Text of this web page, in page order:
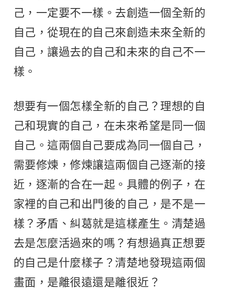
己，一定要不一樣。去創造一個全新的
自己，從現在的自己來創造未來全新的
自己，讓過去的自己和未來的自己不一
樣。
想要有一個怎樣全新的自己？理想的自
己和現實的自己，在未來希望是同一個
自己。這兩個自己要成為同一個自己，
需要修煉，修煉讓這兩個自己逐漸的接
近，逐漸的合在一起。具體的例子，在
家裡的自己和出門後的自己，是不是一
樣？矛盾、糾葛就是這樣產生。清楚過
去是怎麼活過來的嗎？有想過真正想要
的自己是什麼樣子？清楚地發現這兩個
畫面，是離很遠還是離很近？